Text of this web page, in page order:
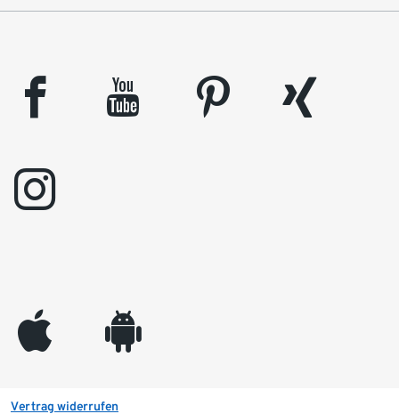
facebook youtube pinterest
xing
instagram
appleinc android
Vertrag widerrufen